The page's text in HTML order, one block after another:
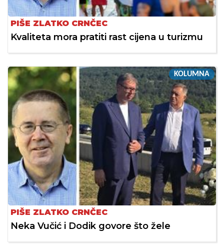
PIŠE ZLATKO CRNČEC
Kvaliteta mora pratiti rast cijena u turizmu
KOLUMNA
PIŠE ZLATKO CRNČEC
Neka Vučić i Dodik govore što žele